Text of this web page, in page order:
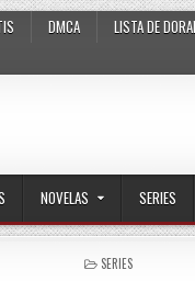
DMCA LISTA DE
NOVELAS SERIES
POSTED IN
SERIES